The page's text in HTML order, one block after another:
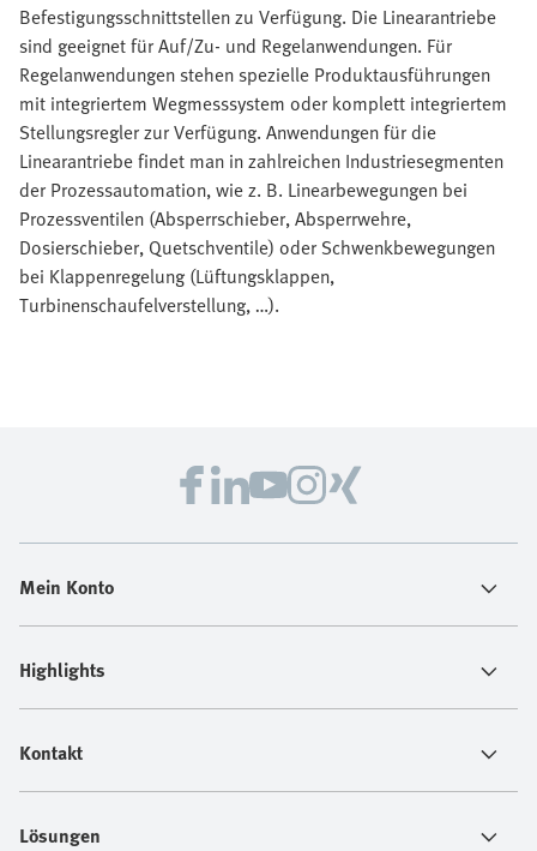
Befestigungsschnittstellen zu Verfügung. Die Linearantriebe
sind geeignet für Auf/Zu- und Regelanwendungen. Für
Regelanwendungen stehen spezielle Produktausführungen
mit integriertem Wegmesssystem oder komplett integriertem
Stellungsregler zur Verfügung. Anwendungen für die
Linearantriebe findet man in zahlreichen Industriesegmenten
der Prozessautomation, wie z. B. Linearbewegungen bei
Prozessventilen (Absperrschieber, Absperrwehre,
Dosierschieber, Quetschventile) oder Schwenkbewegungen
bei Klappenregelung (Lüftungsklappen,
Turbinenschaufelverstellung, …).
Mein Konto
Highlights
Kontakt
Lösungen